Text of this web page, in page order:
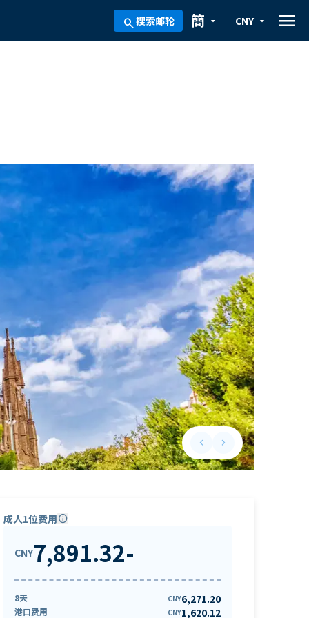
search搜索邮轮 arrow_drop_down
簡 arrow_drop_down
CNY menu
keyboard_arrow_leftPrevious slide
keyboard_arrow_rightNext slide
成人1位费用info
CNY7,891.32-
8天 CNY6,271.20
港口费用 CNY1,620.12